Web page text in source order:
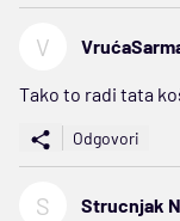
V
Tako to radi tata
Odgovori
S Strucnjak